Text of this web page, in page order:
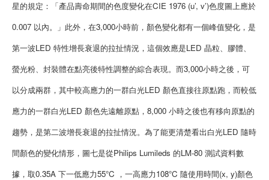
星的規定：「產品壽命期間的色度變化在CIE 1976 (u’, v’)色度圖上應於
0.007 以內。」此外，在3,000小時前，顏色變化都有一個峰值變化，是
第一波LED 特性增長衰退的拉扯情況，這個效應是LED 晶粒、膠體、
螢光粉、封裝體在點亮後特性調整的綜合表現。而3,000小時之後，可
以分成兩群，其中較高應力的一群白光LED 顏色直接往原點跑，而較低
應力的一群白光LED 顏色先遠離原點，8,000 小時之後也有移向原點的
趨勢，是第二波增長衰退的拉扯情況。為了能更清楚看出白光LED 隨時
間顏色的變化情形，圖七是從Philips Lumileds 的LM-80 測試資料數
據，取0.35A 下一低應力55°C ，一高應力108°C 隨使用時間(x, y)顏色